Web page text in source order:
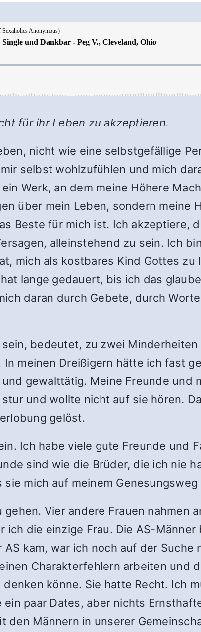
für ihr Leben zu akzeptieren.
nicht wie eine selbstgefällige
selbst wohlzufühlen und mich
Werk, an dem meine Höhere
über mein Leben, sondern meine
Beste für mich ist. Ich akzeptiere,
alleinstehend zu sein. Ich
mich als kostbares Kind Gottes
lange gedauert, bis ich das
daran durch Gebete, durch
bedeutet, zu zwei
meinen Dreißigern hätte ich fast
gewalttätig. Meine Freunde und
und wollte nicht auf sie hören.
gelöst.
Ich habe viele gute Freunde und
sind wie die Brüder, die ich nie
mich auf meinem
Vier andere Frauen nahmen
ich die einzige Frau. Die AS-
kam, war ich noch auf der Suche
Charakterfehlern arbeiten und
könne. Sie hatte Recht. Ich
paar Dates, aber nichts
den Männern in unserer